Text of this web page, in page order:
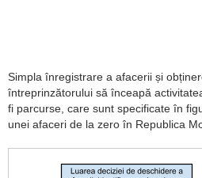
Simpla înregistrare a afacerii și
întreprinzătorului să înceapă
fi parcurse, care sunt specificate în
unei afaceri de la zero în Republica